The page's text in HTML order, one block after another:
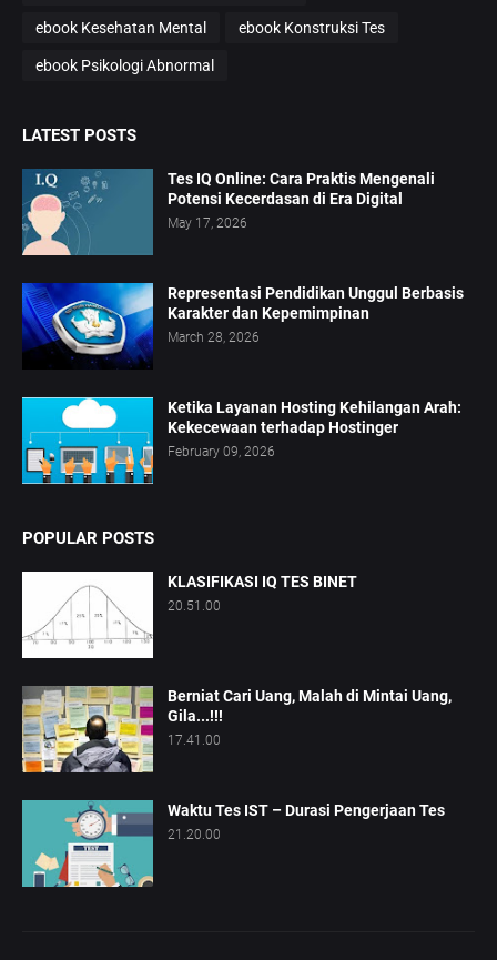
ebook Kesehatan Mental ebook Konstruksi Tes
ebook Psikologi Abnormal
LATEST POSTS
Tes IQ Online: Cara Praktis Mengenali
Potensi Kecerdasan di Era Digital
May 17, 2026
Representasi Pendidikan Unggul Berbasis
Karakter dan Kepemimpinan
March 28, 2026
Ketika Layanan Hosting Kehilangan Arah:
Kekecewaan terhadap Hostinger
February 09, 2026
POPULAR POSTS
KLASIFIKASI IQ TES BINET
20.51.00
Berniat Cari Uang, Malah di Mintai Uang,
Gila...!!!
17.41.00
Waktu Tes IST – Durasi Pengerjaan Tes
21.20.00